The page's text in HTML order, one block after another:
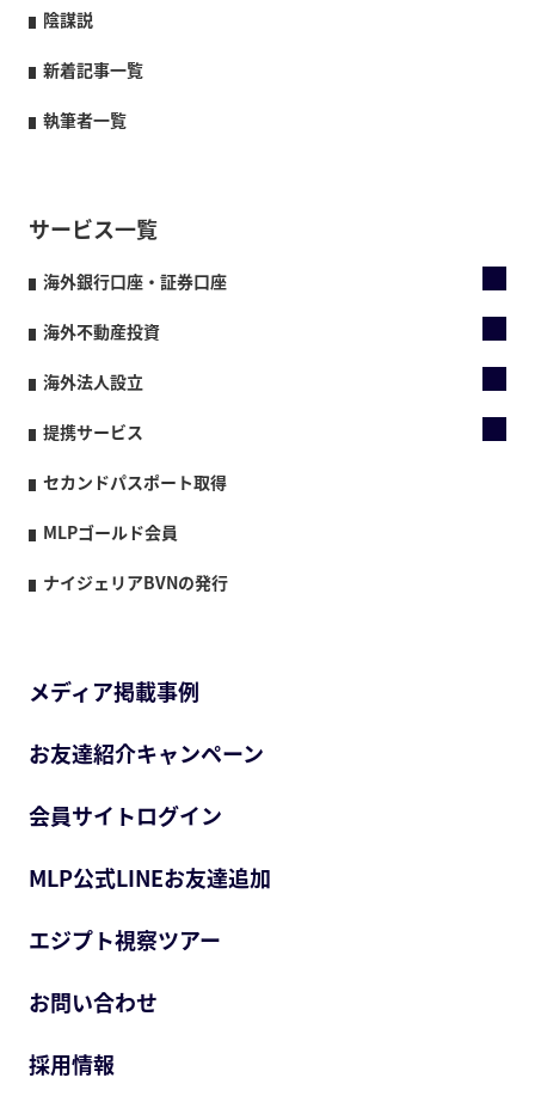
陰謀説
新着記事一覧
執筆者一覧
サービス一覧
海外銀行口座・証券口座
海外不動産投資
海外法人設立
提携サービス
セカンドパスポート取得
MLPゴールド会員
ナイジェリアBVNの発行
メディア掲載事例
お友達紹介キャンペーン
会員サイトログイン
MLP公式LINEお友達追加
エジプト視察ツアー
お問い合わせ
採用情報